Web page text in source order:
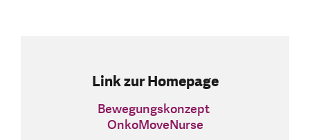
Link zur Homepage
Bewegungskonzept
OnkoMoveNurse